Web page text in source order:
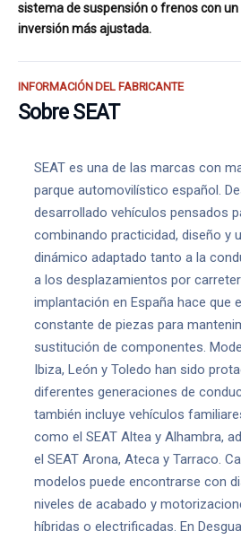
sistema de suspensión o frenos con
inversión más ajustada.
INFORMACIÓN DEL FABRICANTE
Sobre SEAT
SEAT es una de las marcas con
parque automovilístico español.
desarrollado vehículos pensados
combinando practicidad, diseño y
dinámico adaptado tanto a la
a los desplazamientos por
implantación en España hace que
constante de piezas para
sustitución de componentes.
Ibiza, León y Toledo han sido
diferentes generaciones de
también incluye vehículos
como el SEAT Altea y Alhambra,
el SEAT Arona, Ateca y Tarraco.
modelos puede encontrarse con
niveles de acabado y
híbridas o electrificadas. En